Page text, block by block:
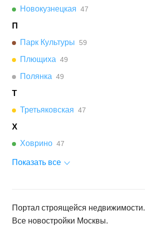
Новокузнецкая 47
П
Парк Культуры
59
Плющиха 49
Полянка 49
Т
Третьяковская 47
Х
Ховрино 47
Показать все
Портал строящейся недвижимости.
Все новостройки Москвы.